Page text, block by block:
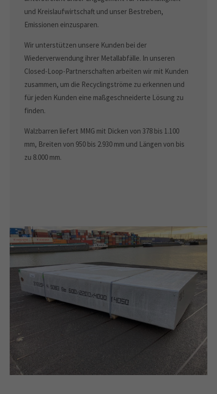
und Kreislaufwirtschaft und unser Bestreben,
Emissionen einzusparen.
Wir unterstützen unsere Kunden bei der
Wiederverwendung ihrer Metallabfälle. In unseren
Closed-Loop-Partnerschaften arbeiten wir mit Kunden
zusammen, um die Recyclingströme zu erkennen und
für jeden Kunden eine maßgeschneiderte Lösung zu
finden.​
Walzbarren liefert MMG mit Dicken von 378 bis 1.100
mm, Breiten von 950 bis 2.930 mm und Längen von bis
zu 8.000 mm.